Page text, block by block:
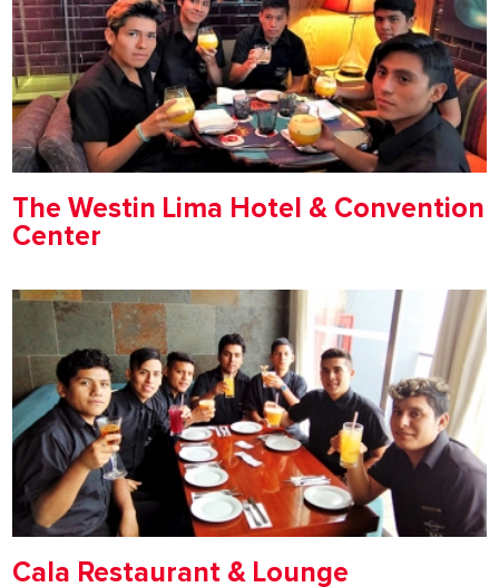
The Westin Lima Hotel & Convention
Center
Cala Restaurant & Lounge